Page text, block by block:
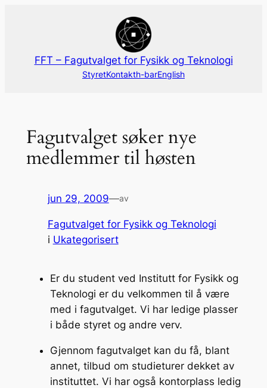
FFT – Fagutvalget for Fysikk og Teknologi
StyretKontakth-barEnglish
Fagutvalget søker nye
medlemmer til høsten
jun 29, 2009—av
Fagutvalget for Fysikk og Teknologi
i Ukategorisert
Er du student ved Institutt for Fysikk og
Teknologi er du velkommen til å være
med i fagutvalget. Vi har ledige plasser
i både styret og andre verv.
Gjennom fagutvalget kan du få, blant
annet, tilbud om studieturer dekket av
instituttet. Vi har også kontorplass ledig